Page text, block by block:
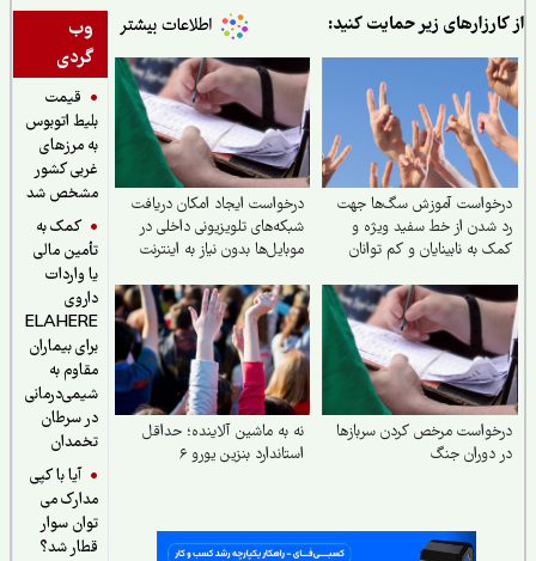
وب
گردی
قیمت
بلیط اتوبوس
به مرزهای
غربی کشور
مشخص شد
کمک به
تأمین مالی
یا واردات
داروی
ELAHERE
برای بیماران
مقاوم به
شیمی‌درمانی
در سرطان
تخمدان
آیا با کپی
مدارک می
توان سوار
قطار شد؟
زیر حمایت کنید:
آموزش سگ‌ها جهت
شدن از خط سفید ویژه و
به نابینایان و کم توانان
درخواست ایجاد امکان دریافت
شبکه‌های تلویزیونی داخلی در
موبایل‌ها بدون نیاز به اینترنت
مرخص کردن سربازها
دوران جنگ
نه به ماشین آلاینده؛ حداقل
استاندارد بنزین یورو ۶